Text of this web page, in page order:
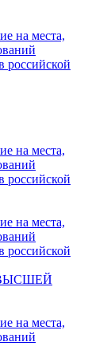
на места,
российской
на места,
российской
на места,
российской
на места,